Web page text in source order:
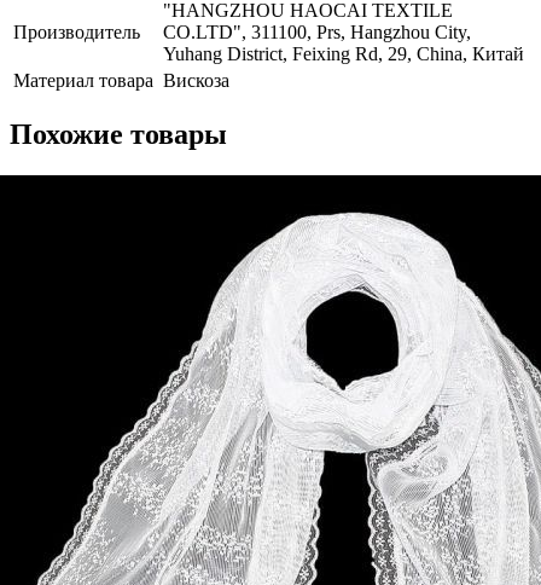
Производитель
"HANGZHOU HAOCAI TEXTILE
CO.LTD", 311100, Prs, Hangzhou City,
Yuhang District, Feixing Rd, 29, China, Китай
Материал товара Вискоза
Похожие товары